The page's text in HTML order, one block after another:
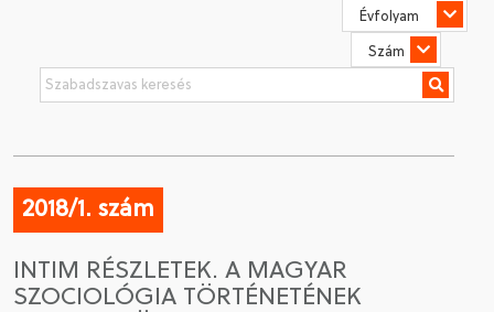
SZOCIOLÓGIAI SZEMLE
CSATLAKOZÁS A TÁRSASÁGHOZ / MEGÚJÍTOM A
2018/1. szám
INTIM RÉSZLETEK. A MAGYAR
SZOCIOLÓGIA TÖRTÉNETÉNEK